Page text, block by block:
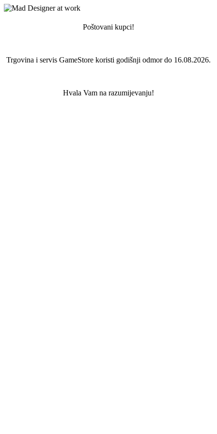
Poštovani kupci!
Trgovina i servis GameStore koristi godišnji odmor do 16.08.2026.
Hvala Vam na razumijevanju!